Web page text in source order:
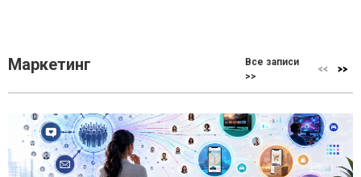
Маркетинг
Все записи
>>